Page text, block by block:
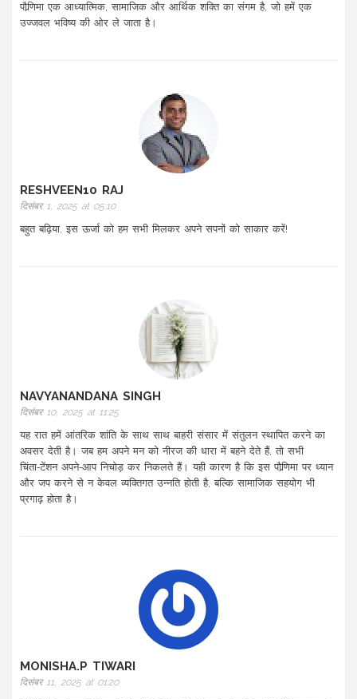
पौर्‍णिमा एक आध्यात्मिक, सामाजिक और आर्थिक शक्ति का संगम है, जो हमें एक
उज्जवल भविष्य की ओर ले जाता है।
RESHVEEN10 RAJ
दिसंबर 1, 2025 at 05:10
बहुत बढ़िया, इस ऊर्जा को हम सभी मिलकर अपने सपनों को साकार करें!
NAVYANANDANA SINGH
दिसंबर 10, 2025 at 11:25
यह रात हमें आंतरिक शांति के साथ साथ बाहरी संसार में संतुलन स्थापित करने का
अवसर देती है। जब हम अपने मन को नीरज की धारा में बहने देते हैं, तो सभी
चिंता‑टेंशन अपने‑आप निचोड़ कर निकलते हैं। यही कारण है कि इस पौर्‍णिमा पर ध्यान
और जप करने से न केवल व्यक्तिगत उन्नति होती है, बल्कि सामाजिक सहयोग भी
प्रगाढ़ होता है।
MONISHA.P TIWARI
दिसंबर 11, 2025 at 01:20